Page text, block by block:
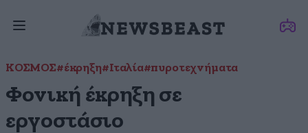
ΚΟΣΜΟΣ#έκρηξη#Ιταλία#πυροτεχνήματα
Φονική έκρηξη σε
εργοστάσιο